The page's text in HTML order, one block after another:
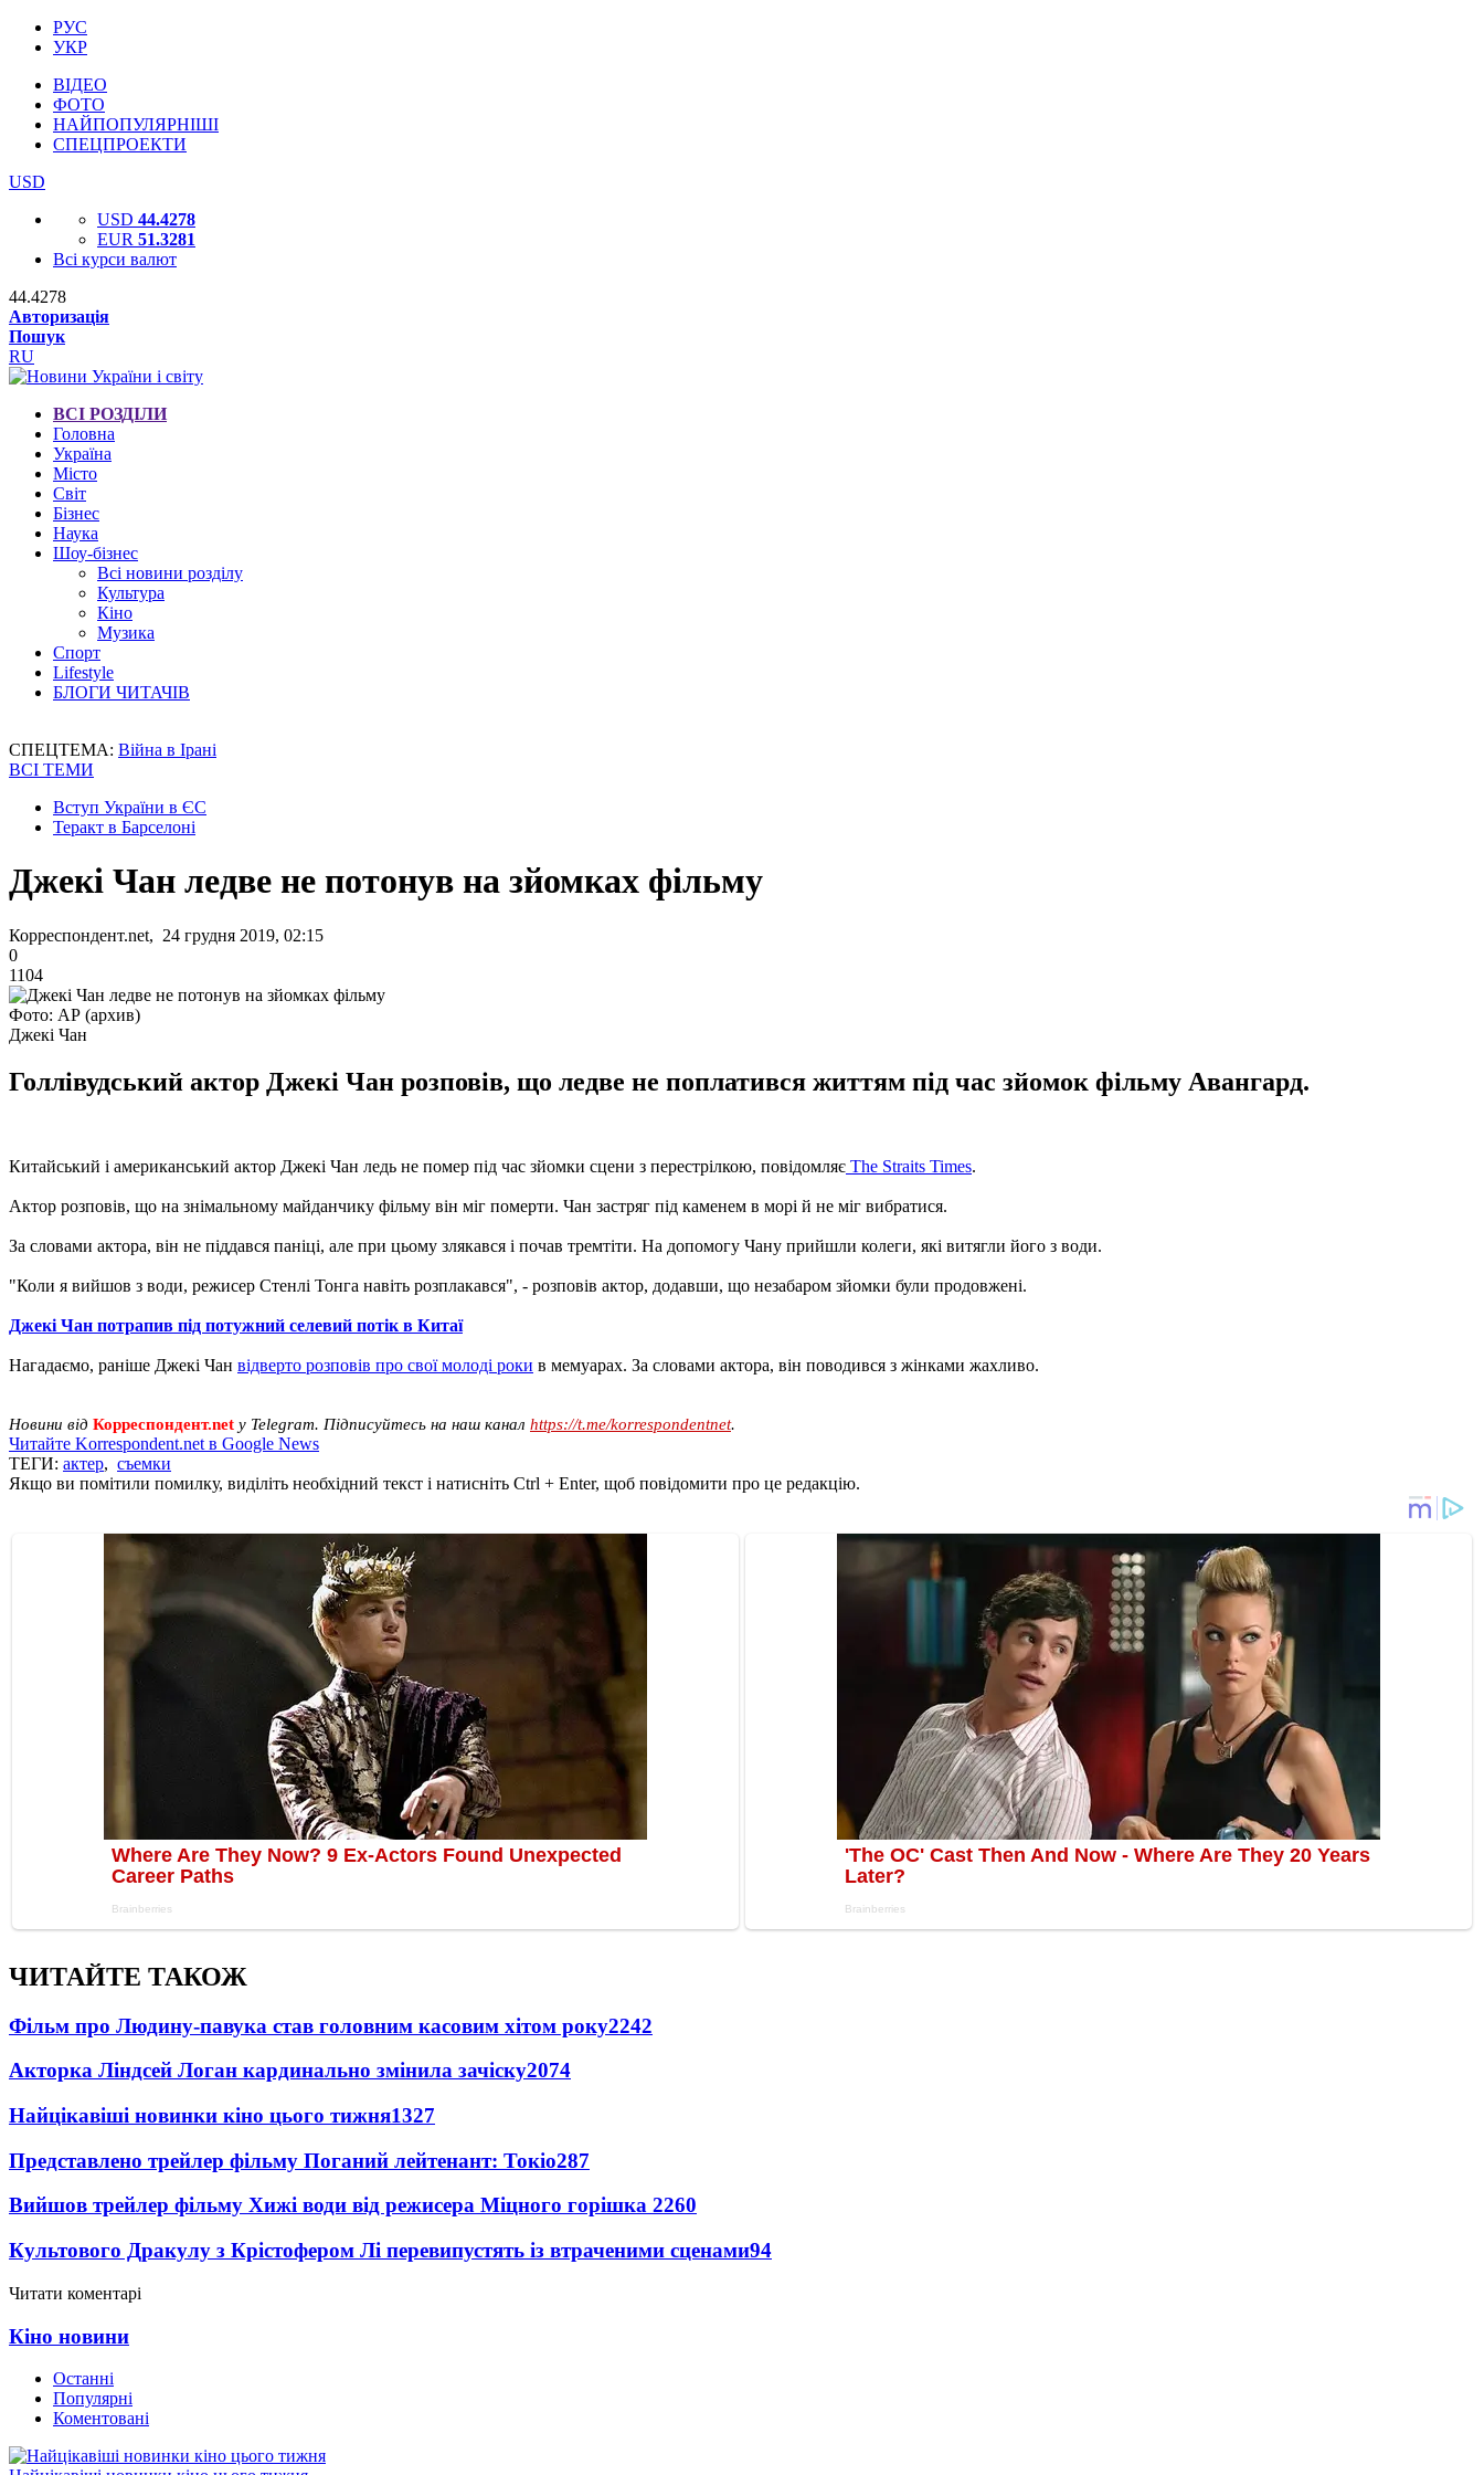
РУС
УКР
ВІДЕО
ФОТО
НАЙПОПУЛЯРНІШІ
СПЕЦПРОЕКТИ
USD
USD 44.4278
EUR 51.3281
Всі курси валют
44.4278
Авторизація
Пошук
RU
ВСІ РОЗДІЛИ
Головна
Україна
Місто
Світ
Бізнес
Наука
Шоу-бізнес
Всі новини розділу
Культура
Кіно
Музика
Спорт
Lifestyle
БЛОГИ ЧИТАЧІВ
СПЕЦТЕМА: Війна в Ірані
ВСІ ТЕМИ
Вступ України в ЄС
Теракт в Барселоні
Джекі Чан ледве не потонув на зйомках фільму
Корреспондент.net, 24 грудня 2019, 02:15
0
1104
Фото: АР (архив)
Джекі Чан
Голлівудський актор Джекі Чан розповів, що ледве не поплатився життям під час зйомок фільму Авангард.
Китайський і американський актор Джекі Чан ледь не помер під час зйомки сцени з перестрілкою, повідомляє The Straits Times.
Актор розповів, що на знімальному майданчику фільму він міг померти. Чан застряг під каменем в морі й не міг вибратися.
За словами актора, він не піддався паніці, але при цьому злякався і почав тремтіти. На допомогу Чану прийшли колеги, які витягли його з води.
"Коли я вийшов з води, режисер Стенлі Тонга навіть розплакався", - розповів актор, додавши, що незабаром зйомки були продовжені.
Джекі Чан потрапив під потужний селевий потік в Китаї
Нагадаємо, раніше Джекі Чан відверто розповів про свої молоді роки в мемуарах. За словами актора, він поводився з жінками жахливо.
Новини від Корреспондент.net у Telegram. Підписуйтесь на наш канал https://t.me/korrespondentnet.
Читайте Korrespondent.net в Google News
ТЕГИ: актер, съемки
Якщо ви помітили помилку, виділіть необхідний текст і натисніть Ctrl + Enter, щоб повідомити про це редакцію.
ЧИТАЙТЕ ТАКОЖ
Фільм про Людину-павука став головним касовим хітом року2242
Акторка Ліндсей Логан кардинально змінила зачіску2074
Найцікавіші новинки кіно цього тижня1327
Представлено трейлер фільму Поганий лейтенант: Токіо287
Вийшов трейлер фільму Хижі води від режисера Міцного горішка 2260
Культового Дракулу з Крістофером Лі перевипустять із втраченими сценами94
Читати коментарі
Кіно новини
Останні
Популярні
Коментовані